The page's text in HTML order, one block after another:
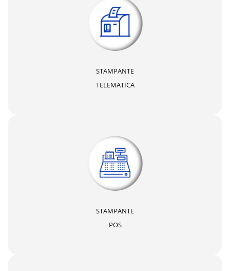
STAMPANTE
TELEMATICA
STAMPANTE
POS